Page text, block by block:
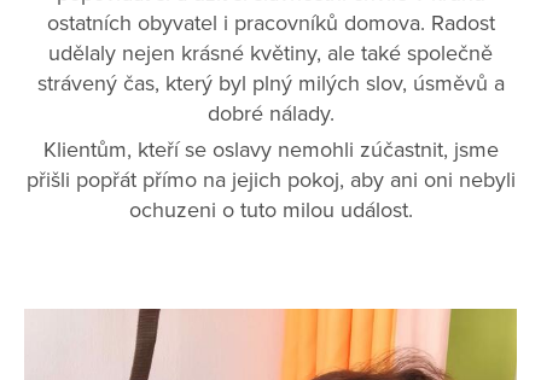
ostatních obyvatel i pracovníků domova. Radost
udělaly nejen krásné květiny, ale také společně
strávený čas, který byl plný milých slov, úsměvů a
dobré nálady.
Klientům, kteří se oslavy nemohli zúčastnit, jsme
přišli popřát přímo na jejich pokoj, aby ani oni nebyli
ochuzeni o tuto milou událost.